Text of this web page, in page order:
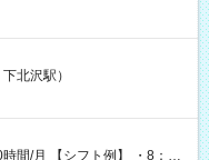
日に現金GET♪ お仕事後はコ
【試用期間】試
北沢駅）
・8：00